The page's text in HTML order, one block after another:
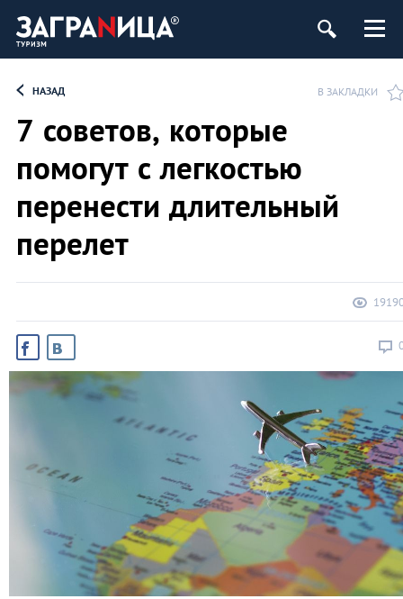
НАЗАД В ЗАКЛАДКИ
7 советов, которые
помогут с легкостью
перенести длительный
перелет